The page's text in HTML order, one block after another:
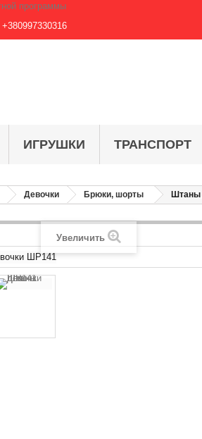
+380997330316
ИГРУШКИ ТРАНСПОРТ
Девочки Брюки, шорты Штаны
Увеличить